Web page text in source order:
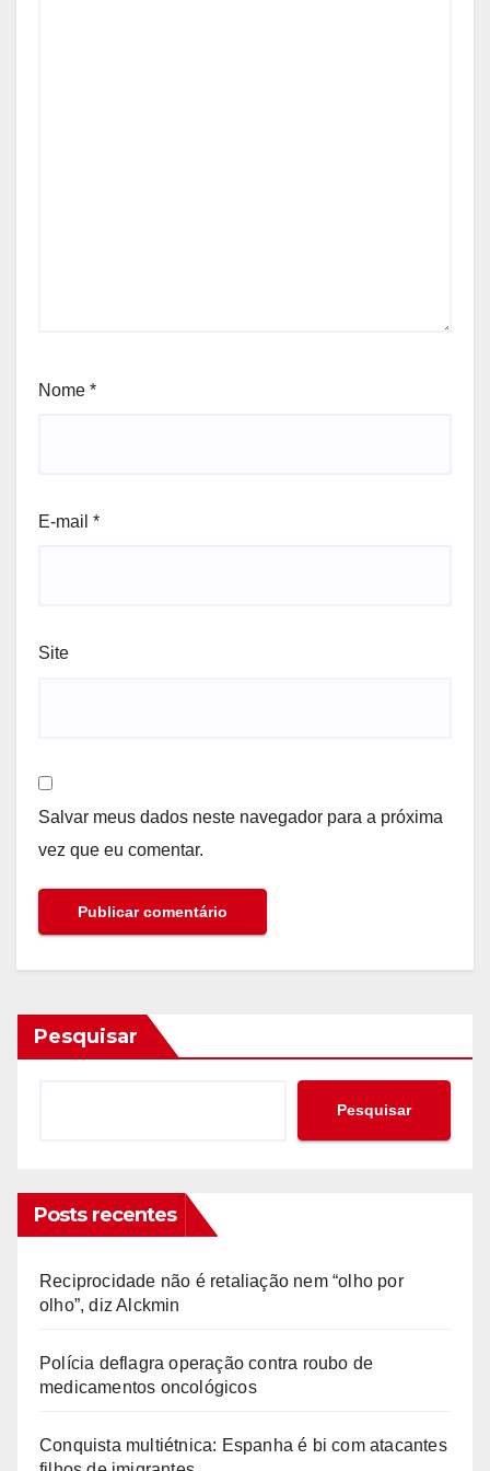
Nome *
E-mail *
Site
Salvar meus dados neste navegador para a próxima
vez que eu comentar.
Pesquisar
Pesquisar
Posts recentes
Reciprocidade não é retaliação nem “olho por
olho”, diz Alckmin
Polícia deflagra operação contra roubo de
medicamentos oncológicos
Conquista multiétnica: Espanha é bi com atacantes